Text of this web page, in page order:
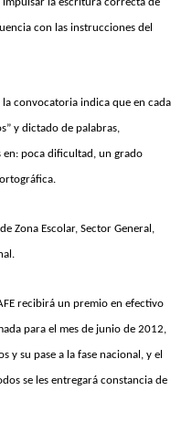
con las instrucciones del
la convocatoria indica que en cada
y dictado de palabras,
en: poca dificultad, un grado
Zona Escolar, Sector General,
recibirá un premio en efectivo
para el mes de junio de 2012,
y su pase a la fase nacional, y el
se les entregará constancia de